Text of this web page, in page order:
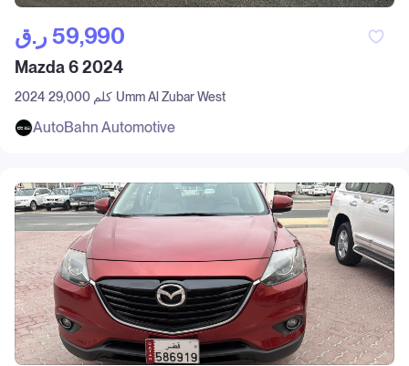
ر.ق‎ 59,990
Mazda 6 2024
2024 29,000 كلم Umm Al Zubar West
AutoBahn Automotive